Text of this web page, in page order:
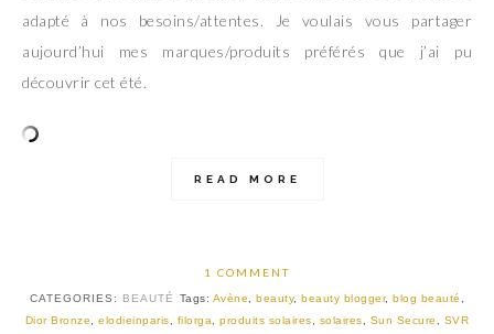
adapté à nos besoins/attentes. Je voulais vous partager
aujourd’hui mes marques/produits préférés que j’ai pu
découvrir cet été.
READ MORE
1 COMMENT
CATEGORIES: BEAUTÉ Tags: Avène ,beauty,beauty blogger,blog beauté
Dior Bronze
,elodieinparis filorga ,produits solaires solaires Sun Secure SVR